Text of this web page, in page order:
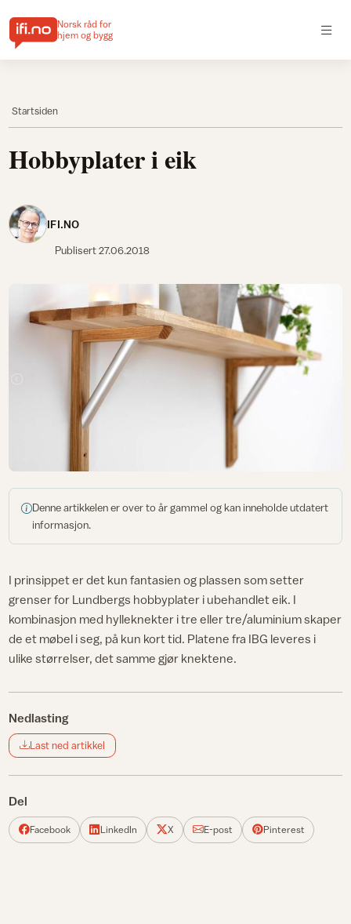
Norsk råd for
hjem og bygg
Startsiden
Hobbyplater i eik
IFI.NO
Publisert27.06.2018
Denne artikkelen er over to år gammel og kan inneholde utdatert
informasjon.
I prinsippet er det kun fantasien og plassen som setter
grenser for Lundbergs hobbyplater i ubehandlet eik. I
kombinasjon med hylleknekter i tre eller tre/aluminium skaper
de et møbel i seg, på kun kort tid. Platene fra IBG leveres i
ulike størrelser, det samme gjør knektene.
Nedlasting
Last ned artikkel
Del
Facebook LinkedIn X E-post Pinterest